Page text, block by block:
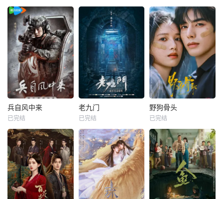
兵自风中来
已完结
老九门
已完结
野狗骨头
已完结